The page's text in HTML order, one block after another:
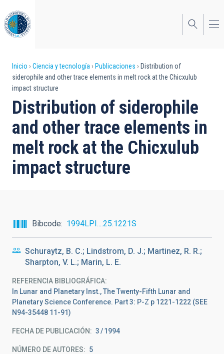
al
contenido
principal
Sobrescribir
enlaces
de
ayuda
a
la
navegación
Inicio Ciencia y tecnología Publicaciones
Distribution of
siderophile and other trace elements in melt rock at the Chicxulub
impact structure
Distribution of siderophile
and other trace elements in
melt rock at the Chicxulub
impact structure
Bibcode 1994LPI....25.1221S
Schuraytz, B. C.; Lindstrom, D. J.; Martinez, R. R.;
Sharpton, V. L.; Marin, L. E.
REFERENCIA BIBLIOGRÁFICA
In Lunar and Planetary Inst., The Twenty-Fifth Lunar and
Planetary Science Conference. Part 3: P-Z p 1221-1222 (SEE
N94-35448 11-91)
FECHA DE PUBLICACIÓN: 3 1994
NÚMERO DE AUTORES 5